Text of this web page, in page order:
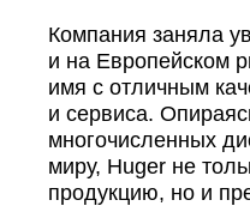
Компания заняла
и на Европейском
имя с отличным
и сервиса.
многочисленных
миру, Huger не
продукцию, но и